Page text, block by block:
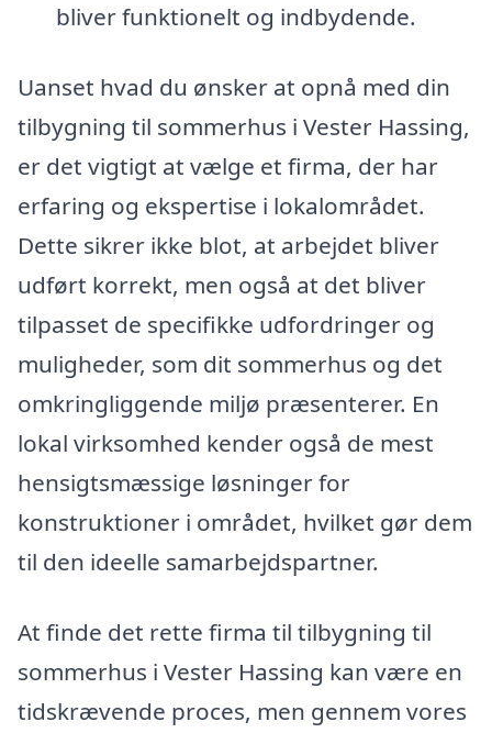
bliver funktionelt og indbydende.
Uanset hvad du ønsker at opnå med din
tilbygning til sommerhus i Vester Hassing,
er det vigtigt at vælge et firma, der har
erfaring og ekspertise i lokalområdet.
Dette sikrer ikke blot, at arbejdet bliver
udført korrekt, men også at det bliver
tilpasset de specifikke udfordringer og
muligheder, som dit sommerhus og det
omkringliggende miljø præsenterer. En
lokal virksomhed kender også de mest
hensigtsmæssige løsninger for
konstruktioner i området, hvilket gør dem
til den ideelle samarbejdspartner.
At finde det rette firma til tilbygning til
sommerhus i Vester Hassing kan være en
tidskrævende proces, men gennem vores